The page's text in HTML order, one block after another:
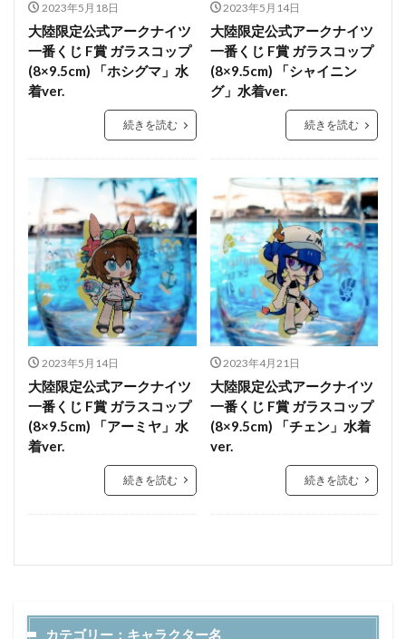
2023年5月18日
大陸限定公式アークナイツ
一番くじ F賞 ガラスコップ
(8×9.5cm) 「ホシグマ」水
着ver.
続きを読む
2023年5月14日
大陸限定公式アークナイツ
一番くじ F賞 ガラスコップ
(8×9.5cm) 「シャイニン
グ」水着ver.
続きを読む
2023年5月14日
大陸限定公式アークナイツ
一番くじ F賞 ガラスコップ
(8×9.5cm) 「アーミヤ」水
着ver.
続きを読む
2023年4月21日
大陸限定公式アークナイツ
一番くじ F賞 ガラスコップ
(8×9.5cm) 「チェン」水着
ver.
続きを読む
カテゴリー：キャラクター名